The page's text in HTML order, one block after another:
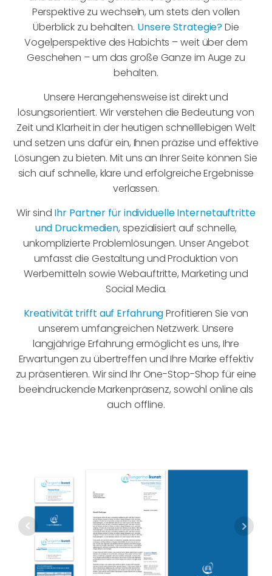
Perspektive zu wechseln, um stets den vollen
Überblick zu behalten. Unsere Strategie?Die
Vogelperspektive des Habichts – weit über dem
Geschehen – um das große Ganze im Auge zu
behalten.
Unsere Herangehensweise ist direkt und
lösungsorientiert. Wir verstehen die Bedeutung von
Zeit und Klarheit in der heutigen schnelllebigen Welt
und setzen uns dafür ein, Ihnen präzise und effektive
Lösungen zu bieten. Mit uns an Ihrer Seite können Sie
sich auf schnelle, klare und erfolgreiche Ergebnisse
verlassen.
Wir sind Ihr Partner für individuelle Internetauftritte
und Druckmedien, spezialisiert auf schnelle,
unkomplizierte Problemlösungen. Unser Angebot
umfasst die Gestaltung und Produktion von
Werbemitteln sowie Webauftritte, Marketing und
Social Media.
Kreativität trifft auf ErfahrungProfitieren Sie von
unserem umfangreichen Netzwerk. Unsere
langjährige Erfahrung ermöglicht es uns, Ihre
Erwartungen zu übertreffen und Ihre Marke effektiv
zu präsentieren. Wir sind Ihr One-Stop-Shop für eine
beeindruckende Markenpräsenz, sowohl online als
auch offline.